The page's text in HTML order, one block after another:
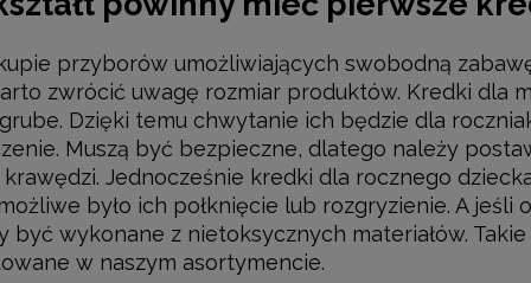
Malucha 8 sztuk
79,00 zł
DO KOSZYKA
Farby Malucha 4x40 ml
43,00 zł
DO KOSZYKA
przyborów umożliwiających swobodną
zwrócić uwagę rozmiar produktów. Kredki dla
Dzięki temu chwytanie ich będzie dla
Muszą być bezpieczne, dlatego należy
Jednocześnie kredki dla rocznego
było ich połknięcie lub rozgryzienie. A
być wykonane z nietoksycznych materiałów.
w naszym asortymencie.